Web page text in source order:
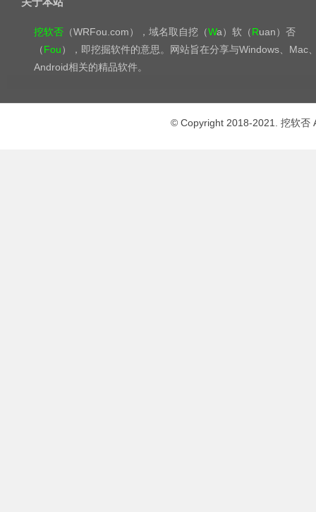
挖软否（WRFou.com），域名取自挖（Wa）软（Ruan）否
（Fou），即挖掘软件的意思。网站旨在分享与Windows、Mac
Android相关的精品软件。
© Copyright 2018-2021. 挖软否